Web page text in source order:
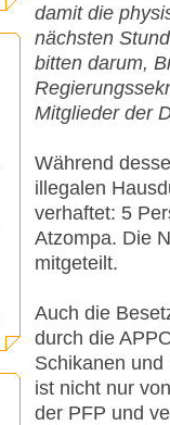
damit die
nächsten
bitten darum,
Mitglieder der
Während
illegalen
verhaftet: 5
Atzompa. Die
mitgeteilt.
Auch die
durch die
Schikanen
ist nicht nur
der PFP und